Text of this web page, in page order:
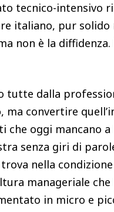
tecnico-intensivo
italiano, pur solido
non è la
tutte dalla
convertire
oggi mancano
senza giri di
nella
manageriale
in micro e